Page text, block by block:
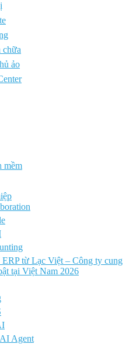
chữa
ảo
mềm
từ Lạc Việt – Công ty cung
tại Việt Nam 2026
Agent